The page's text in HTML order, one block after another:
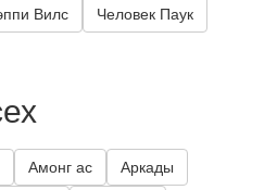
Вилс Человек Паук
Амонг ас Аркады